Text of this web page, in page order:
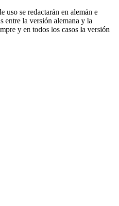
uso se redactarán en alemán e
entre la versión alemana y la
y en todos los casos la versión